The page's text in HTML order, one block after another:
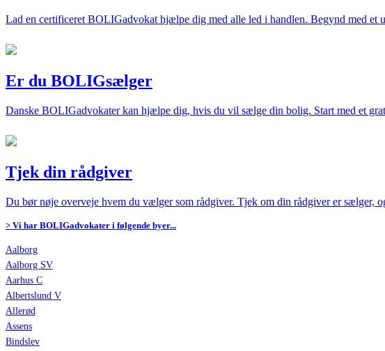
Lad en certificeret BOLIGadvokat hjælpe dig med alle led i handlen. Begynd med et
Er du BOLIGsælger
Danske BOLIGadvokater kan hjælpe dig, hvis du vil sælge din bolig. Start med et
Tjek din rådgiver
Du bør nøje overveje hvem du vælger som rådgiver. Tjek om din rådgiver er sælger,
> Vi har BOLIGadvokater i følgende byer...
Aalborg
Aalborg SV
Aarhus C
Albertslund V
Allerød
Assens
Bindslev